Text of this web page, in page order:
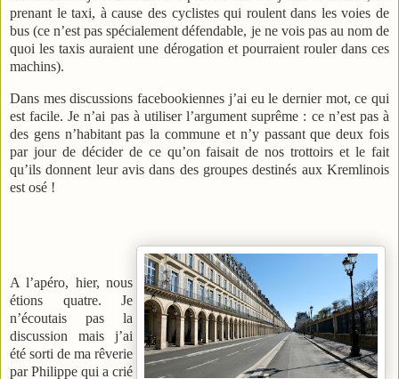
prenant le taxi, à cause des cyclistes qui roulent dans les voies de
bus (ce n’est pas spécialement défendable, je ne vois pas au nom de
quoi les taxis auraient une dérogation et pourraient rouler dans ces
machins).
Dans mes discussions facebookiennes j’ai eu le dernier mot, ce qui
est facile. Je n’ai pas à utiliser l’argument suprême : ce n’est pas à
des gens n’habitant pas la commune et n’y passant que deux fois
par jour de décider de ce qu’on faisait de nos trottoirs et le fait
qu’ils donnent leur avis dans des groupes destinés aux Kremlinois
est osé !
A l’apéro, hier, nous
étions quatre. Je
n’écoutais pas la
discussion mais j’ai
été sorti de ma rêverie
par Philippe qui a crié